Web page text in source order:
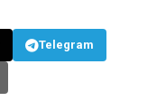
Telegram